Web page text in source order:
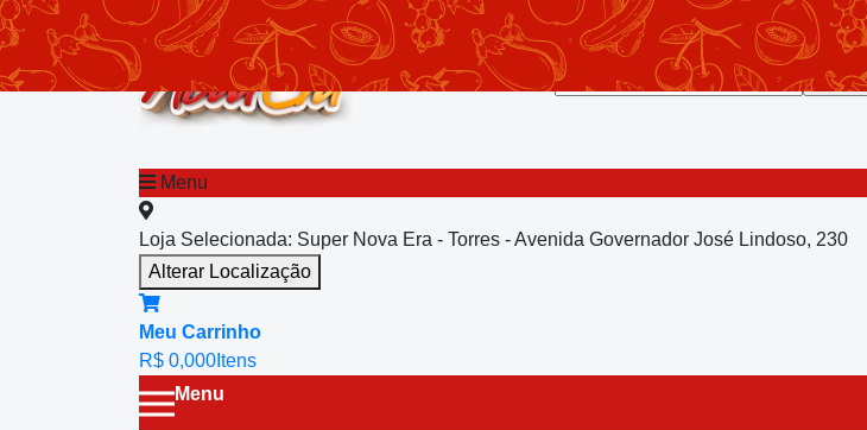
Menu
Loja Selecionada: Super Nova Era - Torres - Avenida Governador José Lindoso, 230
Alterar Localização
Meu Carrinho
R$ 0,000 Itens
Menu